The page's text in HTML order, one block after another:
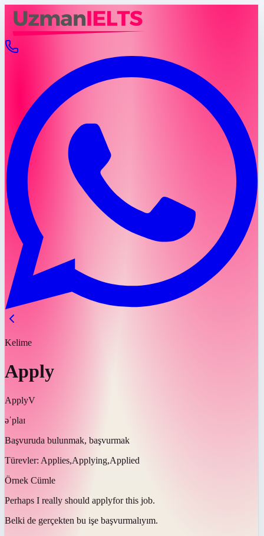
Kelime
Apply
ApplyV
əˈplaɪ
Başvuruda bulunmak, başvurmak
Türevler: Applies,Applying,Applied
Örnek Cümle
Perhaps I really should applyfor this job.
Belki de gerçekten bu işe başvurmalıyım.